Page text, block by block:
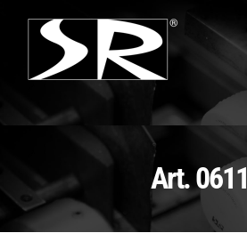
contenuto
Art. 0611